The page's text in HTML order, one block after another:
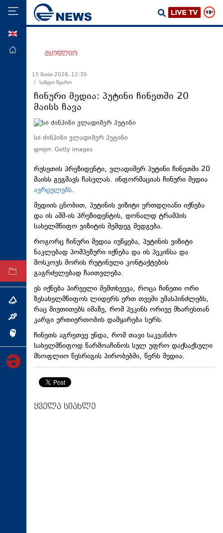
მთავარი
ეკონომიკა
მსოფლიო
სამართალი
თავდაცვა
რეგიონი
სპორტი
ტექნოლოგიები
ტაბლოიდი
არქივი
თემა
ინტერვიუ
ინქვიზიცია
მსოფლიო
15 მაისი 2026, 12:35
/ სანდო წყარო
ჩინური მედია: პუტინი ჩინეთში 20
მაისს ჩავა
სი ძინპინი ვლადიმერ პუტინი
ფოტო: Getty Images
რუსეთის პრეზიდენტი, ვლადიმერ პუტინი ჩინეთში 20
მაისს გეგმავს ჩასვლას. ინფორმაციას ჩინური მედია
ავრცელებს.
მედიის ცნობით, პუტინის ვიზიტი ერთდღიანი იქნება
და ის აშშ-ის პრეზიდენტის, დონალდ ტრამპის
სახელმწიფო ვიზიტის შემდეგ შედგება.
როგორც ჩინური მედია იუწყება, პუტინის ვიზიტი
ნაკლებად პომპეზური იქნება და ის პეკინსა და
მოსკოვს შორის რუტინული კონტაქტების
გაგრძელებად ჩაითვლება.
ეს იქნება პირველი შემთხვევა, როცა ჩინეთი ორი
ზესახელმწიფოს ლიდერს ერთ თვეში უმასპინძლებს,
რაც მიუთითებს იმაზე, რომ პეკინს ორივე მხარესთან
კარგი ურთიერთობის დამყარება სურს.
ჩინეთს აგრეთვე უნდა, რომ თავი საკვანძო
სახელმწიფოდ წარმოაჩინოს სულ უფრო დაქსაქსული
მსოფლიო წესრიგის პირობებში, წერს მედია.
ყველა სიახლე